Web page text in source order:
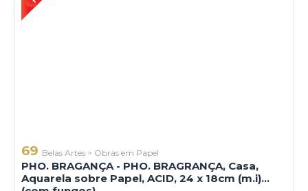
69 Belas Artes > Obras em Papel
PHO. BRAGANÇA - PHO. BRAGRANÇA, Casa,
Aquarela sobre Papel, ACID, 24 x 18cm (m.i)